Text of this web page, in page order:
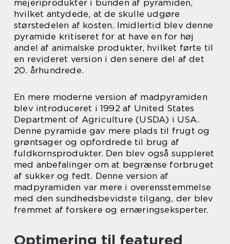
mejeriprodukter i bunden af pyramiden,
hvilket antydede, at de skulle udgøre
størstedelen af kosten. Imidlertid blev denne
pyramide kritiseret for at have en for høj
andel af animalske produkter, hvilket førte til
en revideret version i den senere del af det
20. århundrede.
En mere moderne version af madpyramiden
blev introduceret i 1992 af United States
Department of Agriculture (USDA) i USA.
Denne pyramide gav mere plads til frugt og
grøntsager og opfordrede til brug af
fuldkornsprodukter. Den blev også suppleret
med anbefalinger om at begrænse forbruget
af sukker og fedt. Denne version af
madpyramiden var mere i overensstemmelse
med den sundhedsbevidste tilgang, der blev
fremmet af forskere og ernæringseksperter.
Optimering til featured